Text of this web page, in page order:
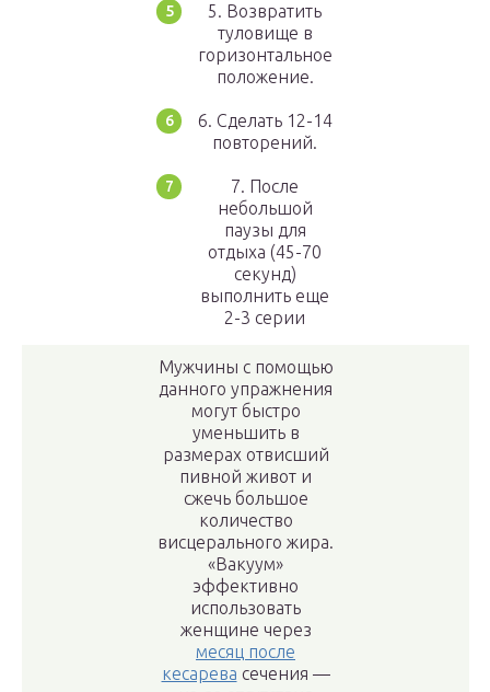
5. Возвратить
туловище в
горизонтальное
положение.
6. Сделать 12-14
повторений.
7. После
небольшой
паузы для
отдыха (45-70
секунд)
выполнить еще
2-3 серии
Мужчины с помощью
данного упражнения
могут быстро
уменьшить в
размерах отвисший
пивной живот и
сжечь большое
количество
висцерального жира.
«Вакуум»
эффективно
использовать
женщине через
месяц после
кесарева сечения —